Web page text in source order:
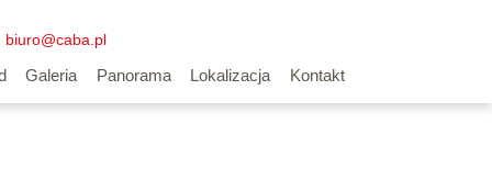
biuro@caba.pl
Kontakt
Lokalizacja
Panorama
Galeria